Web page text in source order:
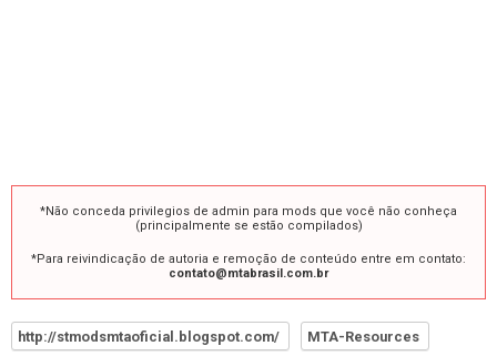
*Não conceda privilegios de admin para mods que você não conheça
(principalmente se estão compilados)
*Para reivindicação de autoria e remoção de conteúdo entre em contato:
contato@mtabrasil.com.br
http://stmodsmtaoficial.blogspot.com/ MTA-Resources